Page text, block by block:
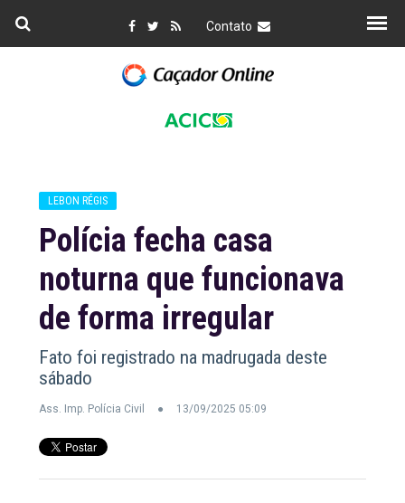
Contato
LEBON RÉGIS
Polícia fecha casa
noturna que funcionava
de forma irregular
Fato foi registrado na madrugada deste
sábado
Ass. Imp. Polícia Civil 13/09/2025 05:09